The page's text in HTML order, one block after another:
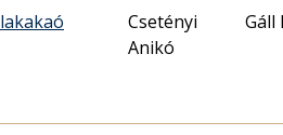
Csetényi
Anikó
Gáll